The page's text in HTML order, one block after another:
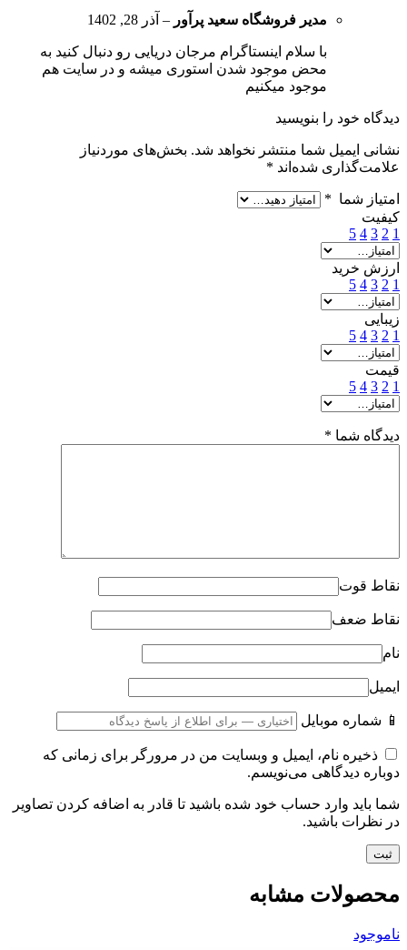
مدیر فروشگاه سعید پرآور – آذر 28, 1402
با سلام اینستاگرام مرجان دریایی رو دنبال کنید به
محض موجود شدن استوری میشه و در سایت هم
موجود میکنیم
دیدگاه خود را بنویسید
نشانی ایمیل شما منتشر نخواهد شد. بخش‌های موردنیاز
علامت‌گذاری شده‌اند *
امتیاز شما *
کیفیت
1
2
3
4
5
ارزش خرید
1
2
3
4
5
زیبایی
1
2
3
4
5
قیمت
1
2
3
4
5
دیدگاه شما *
نقاط قوت
نقاط ضعف
نام
ایمیل
📱 شماره موبایل
ذخیره نام، ایمیل و وبسایت من در مرورگر برای زمانی که
دوباره دیدگاهی می‌نویسم.
شما باید وارد حساب خود شده باشید تا قادر به اضافه کردن تصاویر
در نظرات باشید.
محصولات مشابه
ناموجود